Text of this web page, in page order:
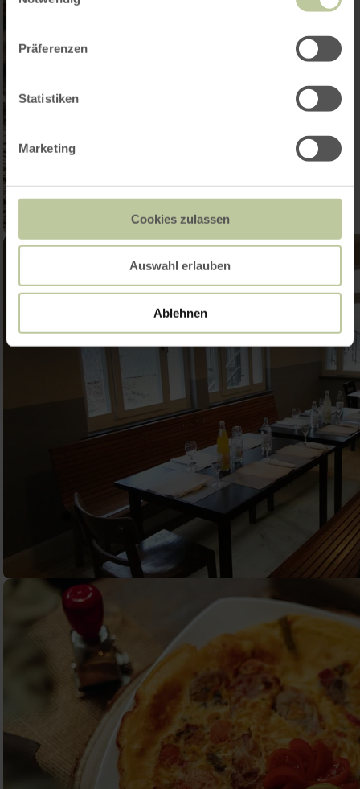
Präferenzen
Statistiken
Marketing
Cookies zulassen
Auswahl erlauben
Ablehnen